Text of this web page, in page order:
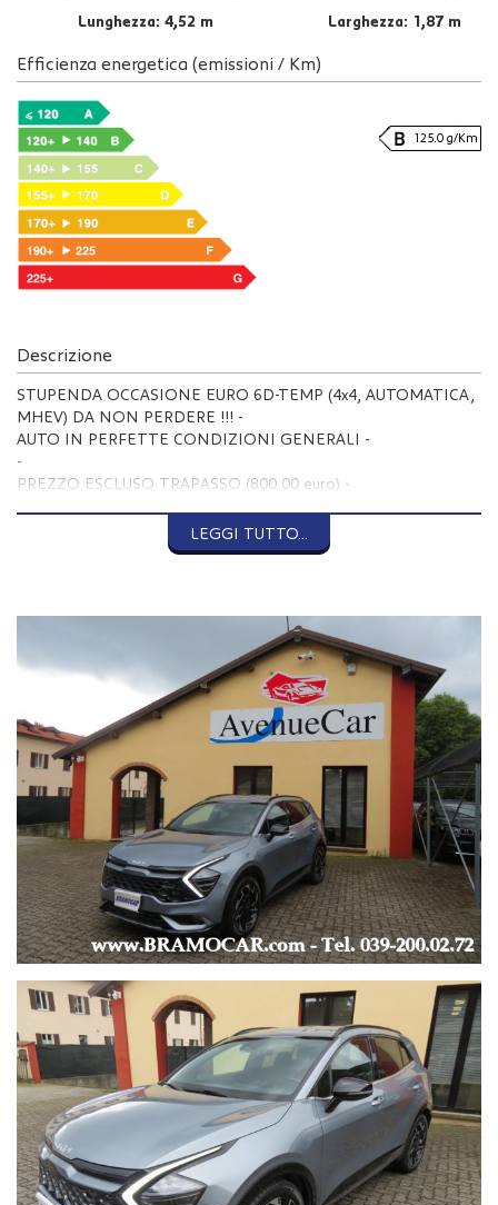
Lunghezza: 4,52 m Larghezza: 1,87 m
Efficienza energetica (emissioni / Km)
125.0 g/Km
Descrizione
STUPENDA OCCASIONE EURO 6D-TEMP (4x4, AUTOMATICA,
MHEV) DA NON PERDERE !!! -
AUTO IN PERFETTE CONDIZIONI GENERALI -
-
PREZZO ESCLUSO TRAPASSO (800,00 euro) -
ABS -
CHIUSURA CENTRALIZZATA anche SENZA CHIAVE -
CONTROLLO AUTOMATICO TRAZIONE/ESP -
LUCI DIURNE / DIURNE A LED -
FARI LED -
IMMOBILIZZATORE ELETTRONICO -
ISOFIX -
SISTEMA DI CONTROLLO PRESSIONE PNEUMATICI -
ASSIST ALLA FRENATA DI EMERGENZA -
CONTROLLO ELETTRONICO DELLA CORSIA -
LETTURA SEGNALI STRADALI -
DRIVE MODE: ECO / SPORT / NORMAL / LOCK 4x4 -
ATTENZIONE CONDUCENTE -
BSM, ANGOLI CIECHI -
--- COMFORT ---
ALZACRISTALLI ELETTRICI x 4 -
BRACCIOLO -
CAMBIO AUTOMATICO/SEQUENZIALE con LEVE AL
VOLANTE -
CLIMATIZZATORE / CONTROLLO AUTOMATICO DEL CLIMA -
CRUISE CONTROL -
LIMITATORE DI VELOCITA’ -
ADAPTIVE CRUISE CONTROL -
LEGGI TUTTO...